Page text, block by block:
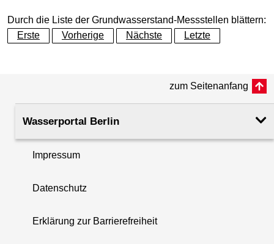
Dynamische Grafik
Grundwasserleiter Panketalgrundwasserleiter
Rohroberkante
(m ü. NHN)
46.75
Filteroberkante
(m u. GOK)
+
−
Durch die Liste der Grundwasserstand-Messstellen blättern:
Erste
Vorherige Nächste Letzte
zum Seitenanfang
Wasserportal Berlin
Impressum
Datenschutz
Erklärung zur Barrierefreiheit